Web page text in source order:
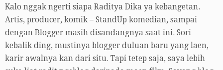
Kalo nggak ngerti siapa Raditya Dika ya kebangetan.
Artis, producer, komik – StandUp komedian, sampai
dengan Blogger masih disandangnya saat ini. Sori
kebalik ding, mustinya blogger duluan baru yang laen,
karir awalnya kan dari situ. Tapi tetep saja, saya lebih